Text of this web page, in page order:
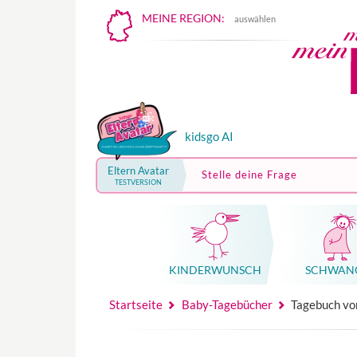
MEINE REGION: auswählen
kidsgo AI
Eltern Avatar
TESTVERSION
Stelle deine Frage
KINDER­WUNSCH
Startseite Baby-Tagebücher Tagebuch